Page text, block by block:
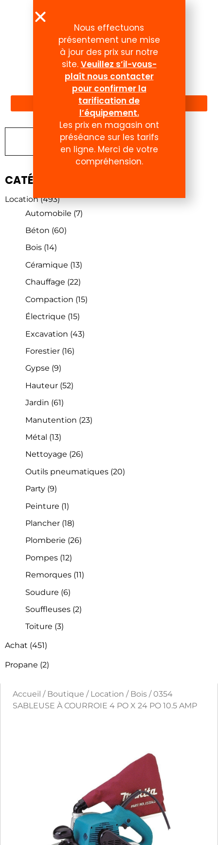
Compte
Chercher un produit
CATÉGORIES DE PRODUITS
Location (493)
Automobile (7)
Béton (60)
Bois (14)
Céramique (13)
Chauffage (22)
Compaction (15)
Électrique (15)
Excavation (43)
Forestier (16)
Gypse (9)
Hauteur (52)
Jardin (61)
Manutention (23)
Métal (13)
Nettoyage (26)
Outils pneumatiques (20)
Party (9)
Peinture (1)
Plancher (18)
Plomberie (26)
Pompes (12)
Remorques (11)
Soudure (6)
Souffleuses (2)
Toiture (3)
Achat (451)
Propane (2)
Accueil / Boutique / Location / Bois / 0354
SABLEUSE À COURROIE 4 PO X 24 PO 10.5 AMP
Nous effectuons
présentement une mise
à jour des prix sur notre
site. Veuillez s’il-vous-
plaît nous contacter
pour confirmer la
tarification de
l’équipement.
Les prix en magasin ont
préséance sur les tarifs
en ligne. Merci de votre
compréhension.